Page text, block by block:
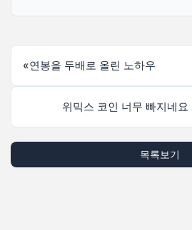
«연봉을 두배로 올린 노하우
위믹스 코인 너무 빠지네
목록보기